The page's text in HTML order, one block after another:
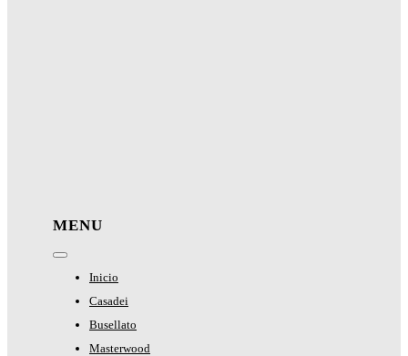
MENU
Toggle
Navigation
Inicio
Casadei
Busellato
Masterwood